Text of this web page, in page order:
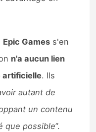
Epic Games s'en
n'a aucun lien
artificielle. Ils
autant de
un contenu
que possible”.